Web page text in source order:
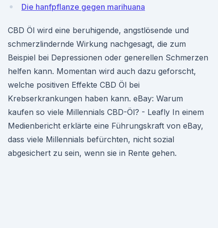
Die hanfpflanze gegen marihuana
CBD Öl wird eine beruhigende, angstlösende und
schmerzlindernde Wirkung nachgesagt, die zum
Beispiel bei Depressionen oder generellen Schmerzen
helfen kann. Momentan wird auch dazu geforscht,
welche positiven Effekte CBD Öl bei
Krebserkrankungen haben kann. eBay: Warum
kaufen so viele Millennials CBD-Öl? - Leafly In einem
Medienbericht erklärte eine Führungskraft von eBay,
dass viele Millennials befürchten, nicht sozial
abgesichert zu sein, wenn sie in Rente gehen.